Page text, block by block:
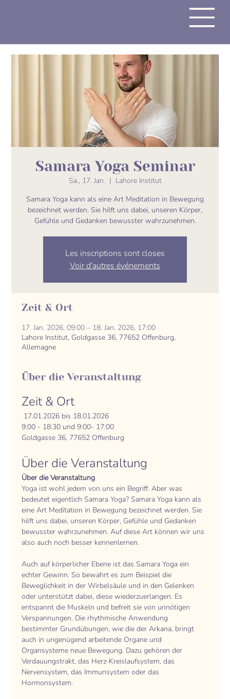
Samara Yoga Seminar
Sa., 17. Jan.
  |
Lahore Institut
Samara Yoga kann als eine Art Meditation in Bewegung
bezeichnet werden. Sie hilft uns dabei, unseren Körper,
Gefühle und Gedanken bewusster wahrzunehmen.
Les inscriptions sont closes
Voir d'autres événements
Zeit & Ort
17. Jan. 2026, 09:00 – 18. Jan. 2026, 17:00
Lahore Institut, Goldgasse 36, 77652 Offenburg,
Allemagne
Über die Veranstaltung
Zeit & Ort
17.01.2026 bis 18.01.2026
9:00 - 18:30 und 9:00- 17:00
Goldgasse 36, 77652 Offenburg
Über die Veranstaltung
Über die Veranstaltung
Yoga ist wohl jedem von uns ein Begriff. Aber was
bedeutet eigentlich Samara Yoga? Samara Yoga kann als
eine Art Meditation in Bewegung bezeichnet werden. Sie
hilft uns dabei, unseren Körper, Gefühle und Gedanken
bewusster wahrzunehmen. Auf diese Art können wir uns
also auch noch besser kennenlernen.
Auch auf körperlicher Ebene ist das Samara Yoga ein
echter Gewinn. So bewahrt es zum Beispiel die
Beweglichkeit in der Wirbelsäule und in den Gelenken
oder unterstützt dabei, diese wiederzuerlangen. Es
entspannt die Muskeln und befreit sie von unnötigen
Verspannungen. Die rhythmische Anwendung
bestimmter Grundübungen, wie die der Arkana, bringt
auch in ungenügend arbeitende Organe und
Organsysteme neue Bewegung. Dazu gehören der
Verdauungstrakt, das Herz-Kreislaufsystem, das
Nervensystem, das Immunsystem oder das
Hormonsystem.